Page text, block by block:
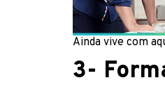
Ainda vive com
3-